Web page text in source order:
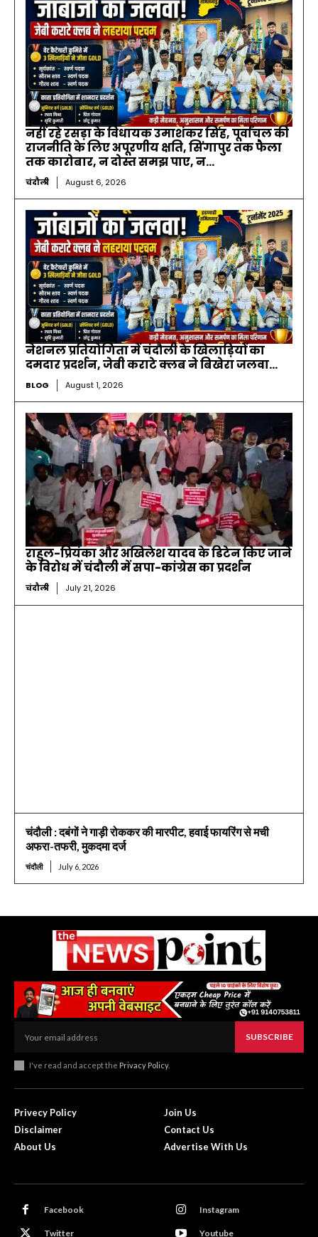
नहीं रहे रसड़ा के विधायक उमाशंकर सिंह, पूर्वांचल की
राजनीति के लिए अपूरणीय क्षति, सिंगापुर तक फैला
तक कारोबार, न दोस्त समझ पाए, न...
चंदौली August 6, 2026
नेशनल प्रतियोगिता में चंदौली के खिलाड़ियों का
दमदार प्रदर्शन, जेबी कराटे क्लब ने बिखेरा जलवा…
BLOG August 1, 2026
राहुल-प्रियंका और अखिलेश यादव के डिटेन किए जाने
के विरोध में चंदौली में सपा-कांग्रेस का प्रदर्शन
चंदौली July 21, 2026
चंदौली : दबंगों ने गाड़ी रोककर की मारपीट, हवाई फायरिंग से मची
अफरा-तफरी, मुकदमा दर्ज
चंदौली July 6, 2026
SUBSCRIBE
I've read and accept the Privacy Policy.
Privecy Policy
Disclaimer
About Us
Join Us
Contact Us
Advertise With Us
Facebook Instagram
Twitter Youtube